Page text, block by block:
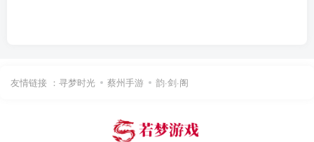
友情链接 ： 寻梦时光 蔡州手游 韵·剑·阁